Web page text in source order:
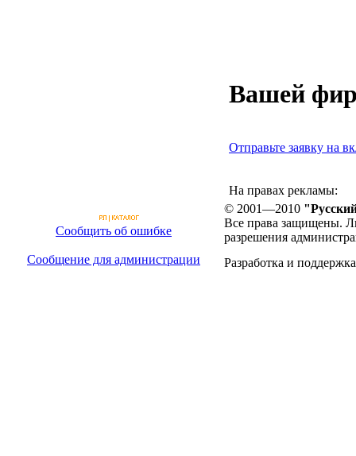
Вашей
Отправьте заявку на
На правах рекламы:
Сообщить об ошибке
Сообщение для администрации
© 2001—2010
Все права защищены.
разрешения
Разработка и